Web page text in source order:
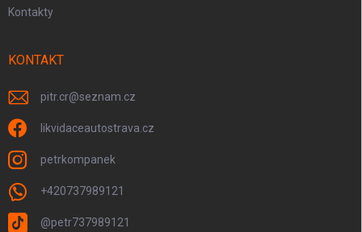
Kontakty
KONTAKT
pitr.cr@seznam.cz
likvidaceautostrava.cz
petrkompanek
+420737989121
@petr737989121